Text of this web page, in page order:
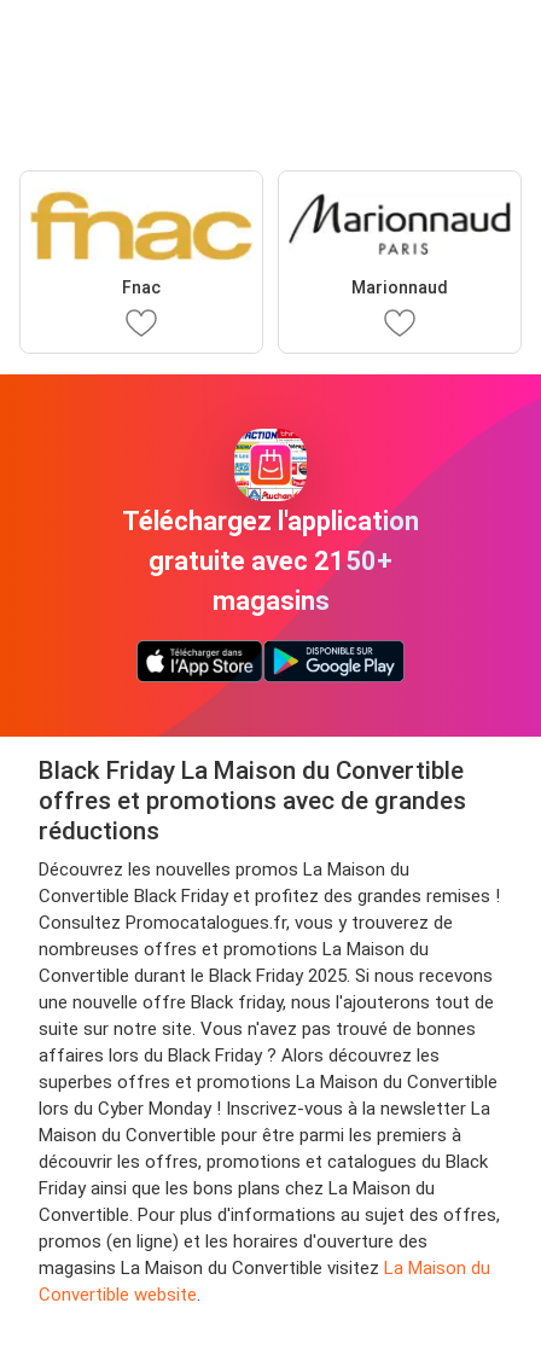
Fnac Marionnaud
Téléchargez l'application
gratuite avec 2150+
magasins
Black Friday La Maison du Convertible
offres et promotions avec de grandes
réductions
Découvrez les nouvelles promos La Maison du
Convertible Black Friday et profitez des grandes remises !
Consultez Promocatalogues.fr, vous y trouverez de
nombreuses offres et promotions La Maison du
Convertible durant le Black Friday 2025. Si nous recevons
une nouvelle offre Black friday, nous l'ajouterons tout de
suite sur notre site. Vous n'avez pas trouvé de bonnes
affaires lors du Black Friday ? Alors découvrez les
superbes offres et promotions La Maison du Convertible
lors du Cyber Monday ! Inscrivez-vous à la newsletter La
Maison du Convertible pour être parmi les premiers à
découvrir les offres, promotions et catalogues du Black
Friday ainsi que les bons plans chez La Maison du
Convertible. Pour plus d'informations au sujet des offres,
promos (en ligne) et les horaires d'ouverture des
magasins La Maison du Convertible visitez La Maison du
Convertible website.